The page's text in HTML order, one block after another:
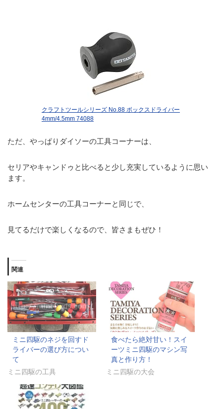
クラフトツールシリーズ No.88 ボックスドライバー
4mm/4.5mm 74088
ただ、やっぱりダイソーの工具コーナーは、
セリアやキャンドゥと比べると少し充実しているように思い
ます。
ホームセンターの工具コーナーと同じで、
見てるだけで楽しくなるので、皆さまもぜひ！
関連
ミニ四駆のネジを回すド
ライバーの選び方につい
て
ミニ四駆の工具
食べたら絶対甘い！スイ
ーツミニ四駆のマシン写
真と作り方！
ミニ四駆の大会